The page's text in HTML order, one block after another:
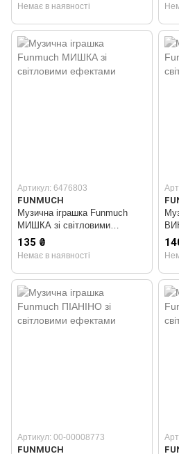
Немає в наявності
Артикул: 6476803
FUNMUCH
Музична іграшка Funmuch
МИШКА зі світловими
ефектами
135 ₴
Немає в наявності
Артикул: 00-00008773
FUNMUCH